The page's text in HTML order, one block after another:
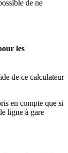
de ne
les
de ce calculateur
en compte que si
ligne à gare